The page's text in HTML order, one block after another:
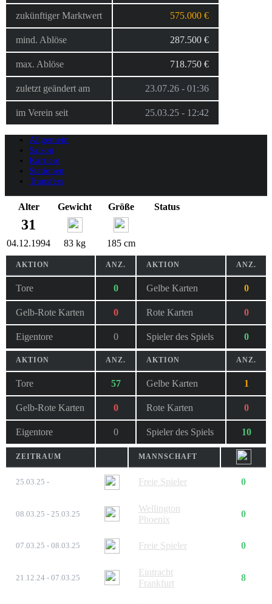
zukünftiger Marktwert 575.000 €
mind. Ablöse 287.500 €
max. Ablöse 718.750 €
zuletzt geändert am 23.07.26 - 01:36
im Verein seit 25.03.25 - 12:42
Allgemein
Saison
Karriere
Stationen
Transfers
Alter
31
04.12.1994
Gewicht
83 kg
Größe
185 cm
Status
AKTION ANZ. AKTION ANZ.
Tore 0 Gelbe Karten 0
Gelb-Rote Karten 0 Rote Karten 0
Eigentore 0 Spieler des Spiels 0
AKTION ANZ. AKTION ANZ.
Tore 57 Gelbe Karten 1
Gelb-Rote Karten 0 Rote Karten 0
Eigentore 0 Spieler des Spiels 10
ZEITRAUM MANNSCHAFT
25.03.25 - Freie Spieler 0
08.03.25 - 25.03.25
Wellington
Phoenix
0
07.03.25 - 08.03.25 Freie Spieler 0
21.12.24 - 07.03.25
Eintracht
Frankfurt
8